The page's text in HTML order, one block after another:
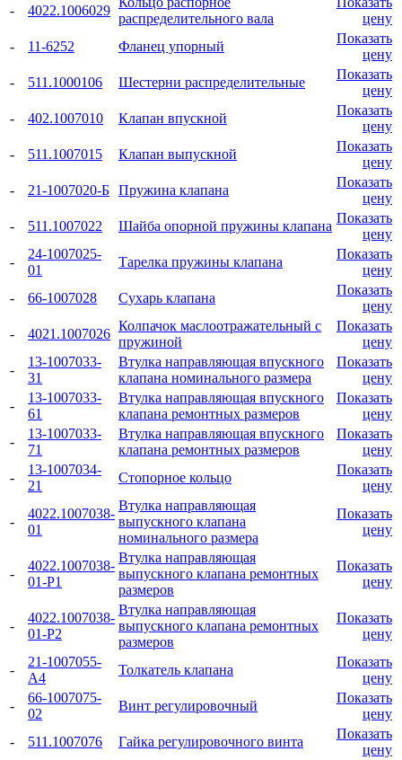
- 4022.1006029
распределительного вала
цену
-
11-6252 Фланец упорный
Показать
цену
-
511.1000106 Шестерни распределительные
Показать
цену
-
402.1007010 Клапан впускной
Показать
цену
-
511.1007015 Клапан выпускной
Показать
цену
-
21-1007020-Б Пружина клапана
Показать
цену
-
511.1007022 Шайба опорной пружины клапана
Показать
цену
-
24-1007025-
01
Тарелка пружины клапана
Показать
цену
-
66-1007028 Сухарь клапана
Показать
цену
-
4021.1007026
Колпачок маслоотражательный с
пружиной
Показать
цену
-
13-1007033-
31
Втулка направляющая впускного
клапана номинального размера
Показать
цену
-
13-1007033-
61
Втулка направляющая впускного
клапана ремонтных размеров
Показать
цену
-
13-1007033-
71
Втулка направляющая впускного
клапана ремонтных размеров
Показать
цену
-
13-1007034-
21
Стопорное кольцо
Показать
цену
-
4022.1007038-
01
Втулка направляющая
выпускного клапана
номинального размера
Показать
цену
-
4022.1007038-
01-Р1
Втулка направляющая
выпускного клапана ремонтных
размеров
Показать
цену
-
4022.1007038-
01-Р2
Втулка направляющая
выпускного клапана ремонтных
размеров
Показать
цену
-
21-1007055-
А4
Толкатель клапана
Показать
цену
-
66-1007075-
02
Винт регулировочный
Показать
цену
-
511.1007076 Гайка регулировочного винта
Показать
цену